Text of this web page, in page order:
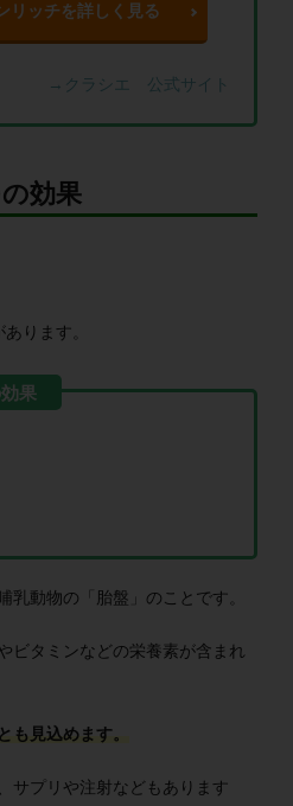
リッチを詳しく見る
→クラシエ 公式サイト
効果
ります。
乳動物の「胎盤」のことです。
ビタミンなどの栄養素が含まれ
も見込めます。
サプリや注射などもあります